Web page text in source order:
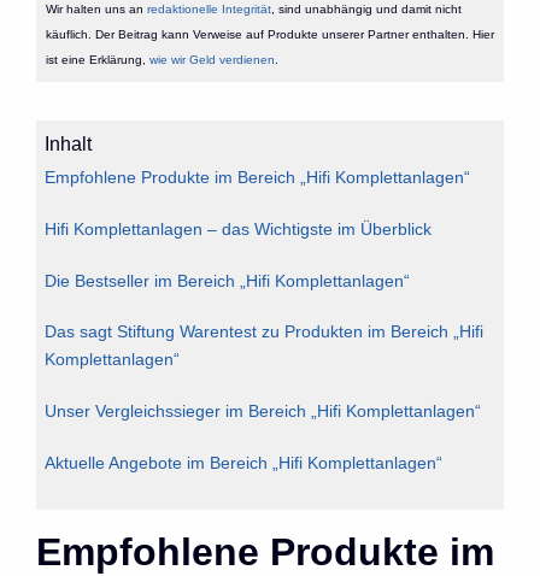
Wir halten uns an redaktionelle Integrität, sind unabhängig und damit nicht
käuflich. Der Beitrag kann Verweise auf Produkte unserer Partner enthalten. Hier
ist eine Erklärung, wie wir Geld verdienen
Inhalt
Empfohlene Produkte im Bereich „Hifi Komplettanlagen“
Hifi Komplettanlagen – das Wichtigste im Überblick
Die Bestseller im Bereich „Hifi Komplettanlagen“
Das sagt Stiftung Warentest zu Produkten im Bereich „Hifi
Komplettanlagen“
Unser Vergleichssieger im Bereich „Hifi Komplettanlagen“
Aktuelle Angebote im Bereich „Hifi Komplettanlagen“
Empfohlene Produkte im